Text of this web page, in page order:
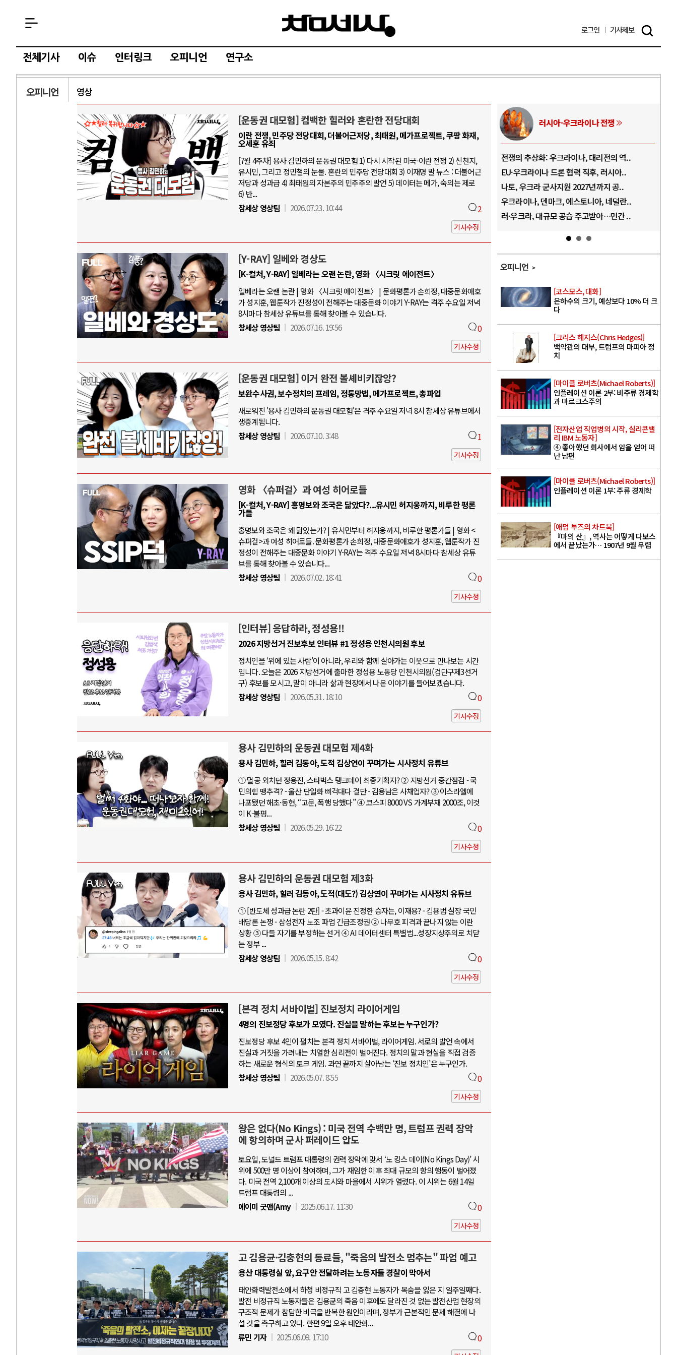
로그인 기사제보
전체기사 이슈 인터링크 오피니언 연구소
오피니언 영상
[운동권 대모험] 컴백한 힐러와 혼란한 전당대회
이란 전쟁, 민주당 전당대회, 더불어근저당, 최태원, 메가프로젝트, 쿠팡 화재,
오세훈 유죄
[7월 4주차] 용사 김민하의 운동권 대모험 1) 다시 시작된 미국-이란 전쟁 2) 신천지,
유시민, 그리고 정민철의 눈물. 혼란의 민주당 전당대회 3) 이재명 발 뉴스 : 더불어근
저당과 성과급 4) 최태원의 자본주의 민주주의 발언 5) 데이터는 메가, 숙의는 제로
6) 반...
참세상 영상팀
2026.07.23. 10:44 2
기사수정
[Y-RAY] 일베와 경상도
[K-컬처, Y-RAY] 일베라는 오랜 논란, 영화 〈시크릿 에이전트〉
일베라는 오랜 논란 | 영화 〈시크릿 에이전트〉 | 문화평론가 손희정, 대중문화애호
가 성지훈, 웹툰작가 진정성이 전해주는 대중문화 이야기 Y-RAY는 격주 수요일 저녁
8시마다 참세상 유튜브를 통해 찾아볼 수 있습니다.
참세상 영상팀
2026.07.16. 19:56 0
기사수정
[운동권 대모험] 이거 완전 볼셰비키잖앙?
보완수사권, 보수정치의 프레임, 정통망법, 메가프로젝트, 총파업
새로워진 '용사 김민하의 운동권 대모험'은 격주 수요일 저녁 8시 참세상 유튜브에서
생중계됩니다.
참세상 영상팀
2026.07.10. 3:48 1
기사수정
영화 〈슈퍼걸〉과 여성 히어로들
[K-컬처, Y-RAY] 홍명보와 조국은 닮았다?...유시민 허지웅까지, 비루한 평론
가들
홍명보와 조국은 왜 닮았는가? | 유시민부터 허지웅까지, 비루한 평론가들 | 영화 <
슈퍼걸>과 여성 히어로들. 문화평론가 손희정, 대중문화애호가 성지훈, 웹툰작가 진
정성이 전해주는 대중문화 이야기 Y-RAY는 격주 수요일 저녁 8시마다 참세상 유튜
브를 통해 찾아볼 수 있습니다...
참세상 영상팀
2026.07.02. 18:41 0
기사수정
[인터뷰] 응답하라, 정성용!!
2026 지방선거 진보후보 인터뷰 #1 정성용 인천시의원 후보
정치인을 ‘위에 있는 사람’이 아니라, 우리와 함께 살아가는 이웃으로 만나보는 시간
입니다. 오늘은 2026 지방선거에 출마한 정성용 노동당 인천시의원(검단구제3선거
구) 후보를 모시고, 말이 아니라 삶과 현장에서 나온 이야기를 들어보겠습니다.
참세상 영상팀
2026.05.31. 18:10 0
기사수정
용사 김민하의 운동권 대모험 제4화
용사 김민하, 힐러 김동아, 도적 김상연이 꾸며가는 시사정치 유튜브
① 멸공 외치던 정용진, 스타벅스 탱크데이 최종기획자? ② 지방선거 중간점검 - 국
민의힘 맹추격? - 울산 단일화 삐걱대다 결단 - 김용남은 사채업자? ③ 이스라엘에
나포됐던 해초·동현, “고문, 폭행 당했다” ④ 코스피 8000 VS 가계부채 2000조, 이것
이 K-불평...
참세상 영상팀
2026.05.29. 16:22 0
기사수정
용사 김민하의 운동권 대모험 제3화
용사 김민하, 힐러 김동아, 도적(대도?) 김상연이 꾸며가는 시사정치 유튜브
① [반도체 성과급 논란 2탄] - 초과이윤 진정한 승자는, 이재용? - 김용범 실장 국민
배당론 논쟁 - 삼성전자 노조 파업 긴급조정권 ② 나무호 피격과 끝나지 않는 이란
상황 ③ 다들 자기를 부정하는 선거 ④ AI 데이터센터 특별법...성장지상주의로 치닫
는 정부 ...
참세상 영상팀
2026.05.15. 8:42 0
기사수정
[본격 정치 서바이벌] 진보정치 라이어게임
4명의 진보정당 후보가 모였다. 진실을 말하는 후보는 누구인가?
진보정당 후보 4인이 펼치는 본격 정치 서바이벌, 라이어게임. 서로의 발언 속에서
진실과 거짓을 가려내는 치열한 심리전이 벌어진다. 정치의 말과 현실을 직접 검증
하는 새로운 형식의 토크 게임. 과연 끝까지 살아남는 ‘진보 정치인’은 누구인가.
참세상 영상팀
2026.05.07. 8:55 0
기사수정
왕은 없다(No Kings) : 미국 전역 수백만 명, 트럼프 권력 장악
에 항의하며 군사 퍼레이드 압도
토요일, 도널드 트럼프 대통령의 권력 장악에 맞서 ‘노 킹스 데이(No Kings Day)’ 시
위에 500만 명 이상이 참여하며, 그가 재임한 이후 최대 규모의 항의 행동이 벌어졌
다. 미국 전역 2,100개 이상의 도시와 마을에서 시위가 열렸다. 이 시위는 6월 14일
트럼프 대통령의 ...
에이미 굿맨(Amy
2025.06.17. 11:30 0
기사수정
고 김용균·김충현의 동료들, "죽음의 발전소 멈추는" 파업 예고
용산 대통령실 앞, 요구안 전달하려는 노동자들 경찰이 막아서
태안화력발전소에서 하청 비정규직 고 김충현 노동자가 목숨을 잃은 지 일주일째다.
발전 비정규직 노동자들은 김용균의 죽음 이후에도 달라진 것 없는 발전산업 현장의
구조적 문제가 참담한 비극을 반복한 원인이라며, 정부가 근본적인 문제 해결에 나
설 것을 촉구하고 있다. 한편 9일 오후 태안화...
류민 기자
2025.06.09. 17:10 0
AI와 인간
중국 AI, 저가 공세로 글로벌 토큰 시..
AI 국부펀드 구상 놓고 미국 진보진영 ..
AI 데이터센터 반대 투쟁은 새로운 글로..
러시아-우크라이나 전쟁
전쟁의 추상화: 우크라이나, 대리전의 역..
EU·우크라이나 드론 협력 직후, 러시아..
나토, 우크라 군사지원 2027년까지 공..
우크라이나, 덴마크, 에스토니아, 네덜란..
러·우크라, 대규모 공습 주고받아…민간 ..
오피니언
[코스모스, 대화]
은하수의 크기, 예상보다 10% 더 크
다
[크리스 헤지스(Chris Hedges)]
백악관의 대부, 트럼프의 마피아 정
치
[마이클 로버츠(Michael Roberts)]
인플레이션 이론 2부: 비주류 경제학
과 마르크스주의
[전자산업 직업병의 시작, 실리콘밸
리 IBM 노동자]
④ 좋아했던 회사에서 암을 얻어 떠
난 남편
[마이클 로버츠(Michael Roberts)]
인플레이션 이론 1부: 주류 경제학
[애덤 투즈의 차트북]
『마의 산』, 역사는 어떻게 다보스
에서 끝났는가… 1907년 9월 무렵